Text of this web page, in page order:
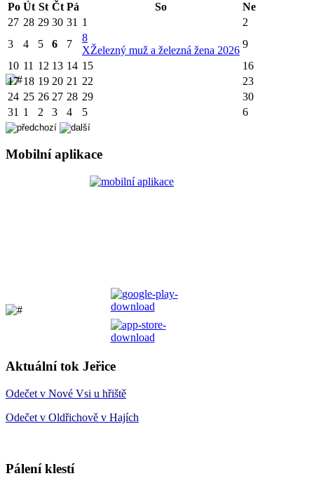
Po Út St Čt Pá So
Ne
27 28 29 30 31 1
2
3
4 5 6 7
8
XŽelezný muž a železná žena 2026
9
10 11 12 13 14 15
16
17 18 19 20 21 22
23
24 25 26 27 28 29
30
31 1 2 3 4 5 6
Mobilní aplikace
Aktuální tok Jeřice
Odečet v Nové Vsi u hřiště
Odečet v Oldřichově v Hajích
Pálení klestí